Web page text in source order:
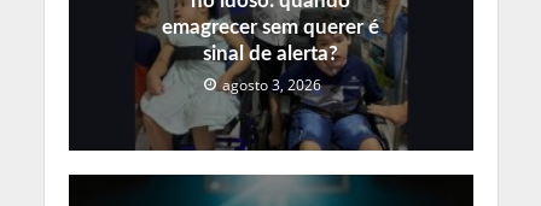
emagrecer sem querer é
sinal de alerta?
agosto 3, 2026